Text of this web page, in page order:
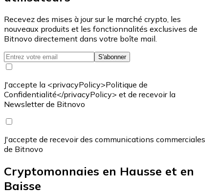
Recevez des mises à jour sur le marché crypto, les
nouveaux produits et les fonctionnalités exclusives de
Bitnovo directement dans votre boîte mail.
S'abonner
J'accepte la <privacyPolicy>Politique de
Confidentialité</privacyPolicy> et de recevoir la
Newsletter de Bitnovo
J'accepte de recevoir des communications commerciales
de Bitnovo
Cryptomonnaies en Hausse et en
Baisse